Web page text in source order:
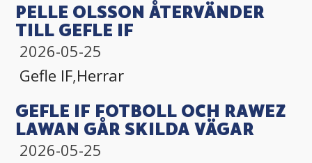
PELLE OLSSON ÅTERVÄNDER
TILL GEFLE IF
2026-05-25
Gefle IF,Herrar
GEFLE IF FOTBOLL OCH RAWEZ
LAWAN GÅR SKILDA VÄGAR
2026-05-25